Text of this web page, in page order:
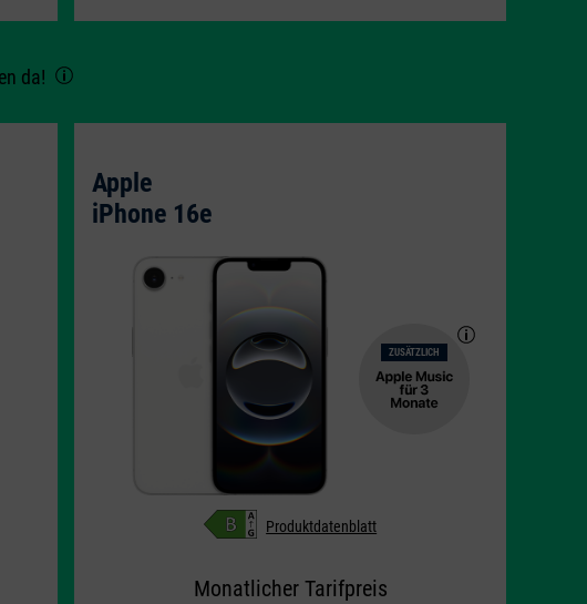
da!
Apple
iPhone 16e
ZUSÄTZLICH
Produktdatenblatt
Monatlicher Tarifpreis